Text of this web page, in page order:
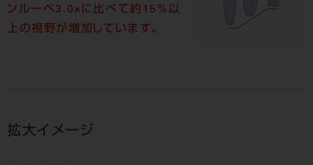
ンルーペ3.0×に比べて約15%以
上の視野が増加しています。
拡大イメージ